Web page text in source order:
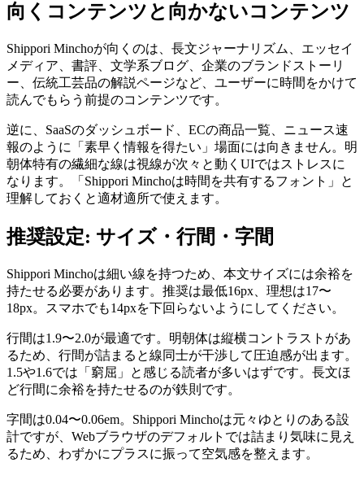
向くコンテンツと向かないコンテンツ
Shippori Minchoが向くのは、長文ジャーナリズム、エッセイ
メディア、書評、文学系ブログ、企業のブランドストーリ
ー、伝統工芸品の解説ページなど、ユーザーに時間をかけて
読んでもらう前提のコンテンツです。
逆に、SaaSのダッシュボード、ECの商品一覧、ニュース速
報のように「素早く情報を得たい」場面には向きません。明
朝体特有の繊細な線は視線が次々と動くUIではストレスに
なります。「Shippori Minchoは時間を共有するフォント」と
理解しておくと適材適所で使えます。
推奨設定: サイズ・行間・字間
Shippori Minchoは細い線を持つため、本文サイズには余裕を
持たせる必要があります。推奨は最低16px、理想は17〜
18px。スマホでも14pxを下回らないようにしてください。
行間は1.9〜2.0が最適です。明朝体は縦横コントラストがあ
るため、行間が詰まると線同士が干渉して圧迫感が出ます。
1.5や1.6では「窮屈」と感じる読者が多いはずです。長文ほ
ど行間に余裕を持たせるのが鉄則です。
字間は0.04〜0.06em。Shippori Minchoは元々ゆとりのある設
計ですが、Webブラウザのデフォルトでは詰まり気味に見え
るため、わずかにプラスに振って空気感を整えます。